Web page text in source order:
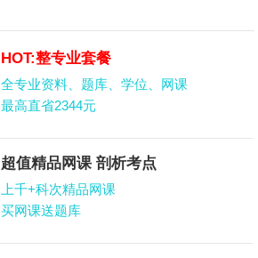
HOT:整专业套餐
全专业资料、题库、学位、网课
最高直省2344元
超值精品网课 剖析考点
上千+科次精品网课
买网课送题库